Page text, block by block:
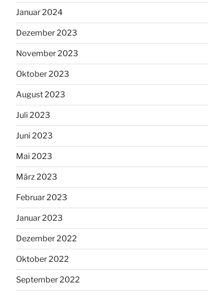
Januar 2024
Dezember 2023
November 2023
Oktober 2023
August 2023
Juli 2023
Juni 2023
Mai 2023
März 2023
Februar 2023
Januar 2023
Dezember 2022
Oktober 2022
September 2022